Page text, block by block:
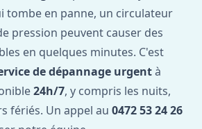
tombe en panne, un circulateur
pression peuvent causer des
en quelques minutes. C'est
de dépannage urgentà
24h/7, y compris les nuits,
fériés. Un appel au 0472 53 24 26